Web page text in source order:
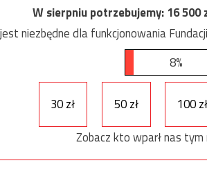
W sierpniu potrzebujemy:16 500
niezbędne dla funkcjonowania
8%
30 zł 50 zł 100 zł
Zobacz kto wparł nas tym